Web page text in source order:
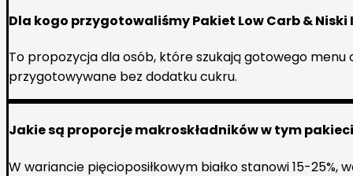
Dla kogo przygotowaliśmy Pakiet Low Carb & Niski
To propozycja dla osób, które szukają gotowego
przygotowywane bez dodatku cukru.
Jakie są proporcje makroskładników w tym
W wariancie pięcioposiłkowym białko stanowi 15-25%,